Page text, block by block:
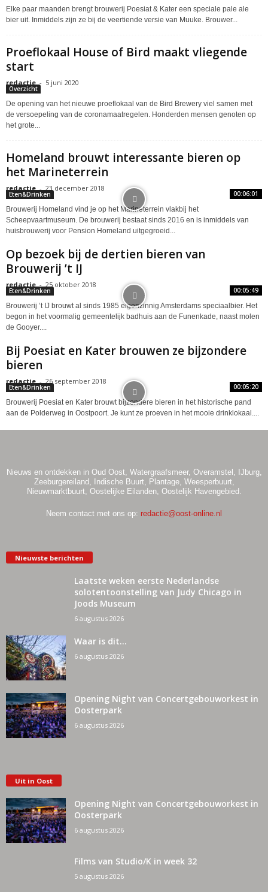
Elke paar maanden brengt brouwerij Poesiat & Kater een speciale pale ale
bier uit. Inmiddels zijn ze bij de veertiende versie van Muuke. Brouwer...
Proeflokaal House of Bird maakt vliegende
start
redactie - 5 juni 2020
Overzicht
De opening van het nieuwe proeflokaal van de Bird Brewery viel samen met
de versoepeling van de coronamaatregelen. Honderden mensen genoten op
het grote...
Homeland brouwt interessante bieren op
het Marineterrein
redactie - 23 december 2018
00:06:01
Eten&Drinken
Brouwerij Homeland vind je op het Marineterrein vlakbij het
Scheepvaartmuseum. De brouwerij bestaat sinds 2016 en is inmiddels van
huisbrouwerij voor Pension Homeland uitgegroeid...
Op bezoek bij de dertien bieren van
Brouwerij ’t IJ
redactie - 25 oktober 2018
00:05:49
Eten&Drinken
Brouwerij ’t IJ brouwt al sinds 1985 eigenzinnig Amsterdams speciaalbier. Het
begon in het voormalig gemeentelijk badhuis aan de Funenkade, naast molen
de Gooyer....
Bij Poesiat en Kater brouwen ze bijzondere
bieren
redactie - 26 september 2018
00:05:20
Eten&Drinken
Brouwerij Poesiat en Kater brouwt bijzondere bieren in het historische pand
aan de Polderweg in Oostpoort. Je kunt ze proeven in het mooie drinklokaal....
Nieuws en ontdekken in Oud Oost, Watergraafsmeer, Overamstel, IJburg,
Zeeburgereiland, Indische Buurt, Plantage, Weesperbuurt,
Nieuwmarktbuurt, Oostelijke Eilanden, Oostelijk Havengebied.
Neem contact met ons op: redactie@oost-online.nl
Nieuwste berichten
Laatste weken eerste Nederlandse
solotentoonstelling van Judy Chicago in
Joods Museum
6 augustus 2026
Waar is dit…
6 augustus 2026
Opening Night van Concertgebouworkest in
Oosterpark
6 augustus 2026
Uit in Oost
Opening Night van Concertgebouworkest in
Oosterpark
6 augustus 2026
Films van Studio/K in week 32
5 augustus 2026